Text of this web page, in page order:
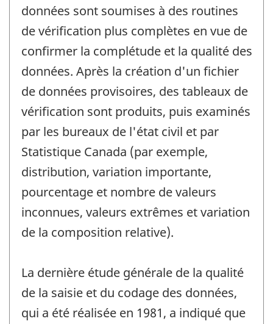
données sont soumises à des routines
de vérification plus complètes en vue de
confirmer la complétude et la qualité des
données. Après la création d'un fichier
de données provisoires, des tableaux de
vérification sont produits, puis examinés
par les bureaux de l'état civil et par
Statistique Canada (par exemple,
distribution, variation importante,
pourcentage et nombre de valeurs
inconnues, valeurs extrêmes et variation
de la composition relative).
La dernière étude générale de la qualité
de la saisie et du codage des données,
qui a été réalisée en 1981, a indiqué que